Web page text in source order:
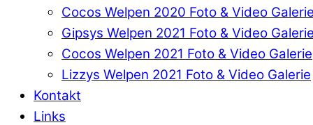
Cocos Welpen 2020 Foto & Video
Gipsys Welpen 2021 Foto & Video
Cocos Welpen 2021 Foto & Video Galerie
Lizzys Welpen 2021 Foto & Video Galerie
Kontakt
Links